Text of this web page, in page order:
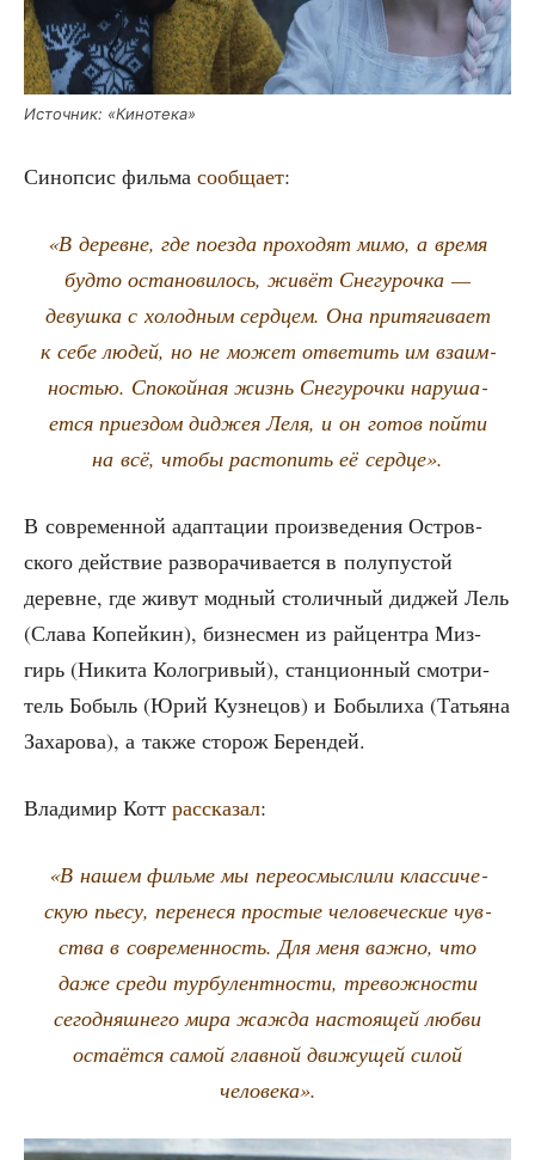
Источ­ник: «Кино­те­ка»
Синоп­сис филь­ма сооб­ща­ет:
«В деревне, где поез­да про­хо­дят мимо, а вре­мя
буд­то оста­но­ви­лось, живёт Сне­гу­роч­ка —
девуш­ка с холод­ным серд­цем. Она при­тя­ги­ва­ет
к себе людей, но не может отве­тить им вза­им­
но­стью. Спо­кой­ная жизнь Сне­гу­роч­ки нару­ша­
ет­ся при­ез­дом диджея Леля, и он готов пой­ти
на всё, что­бы рас­то­пить её сердце».
В совре­мен­ной адап­та­ции про­из­ве­де­ния Ост­ров­
ско­го дей­ствие раз­во­ра­чи­ва­ет­ся в полу­пу­стой
деревне, где живут мод­ный сто­лич­ный диджей Лель
(Сла­ва Копей­кин), биз­нес­мен из рай­цен­тра Миз­
гирь (Ники­та Коло­гри­вый), стан­ци­он­ный смот­ри­
тель Бобыль (Юрий Куз­не­цов) и Бобы­ли­ха (Татья­на
Заха­ро­ва), а так­же сто­рож Берендей.
Вла­ди­мир Котт рас­ска­зал:
«В нашем филь­ме мы пере­осмыс­ли­ли клас­си­че­
скую пье­су, пере­не­ся про­стые чело­ве­че­ские чув­
ства в совре­мен­ность. Для меня важ­но, что
даже сре­ди тур­бу­лент­но­сти, тре­вож­но­сти
сего­дняш­не­го мира жаж­да насто­я­щей люб­ви
оста­ёт­ся самой глав­ной дви­жу­щей силой
человека».